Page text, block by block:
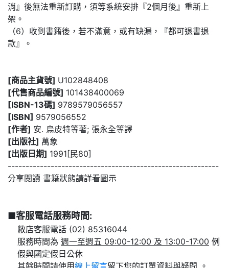
消』後無法重新訂購，須等系統安排『2個月後』重新上
架。
（6）收到書籍後，若不滿意，或有缺漏，『都可退書退
款』。
[商品主貨號] U102848408
[代售商品編號] 101438400069
[ISBN-13碼] 9789579056557
[ISBN] 9579056552
[作者] 安. 烏皮特等著; 張永全等譯
[出版社] 萬象
[出版日期] 1991[民80]
-----------------------------------------------------------
分享閱讀 書籍狀態請詳看圖示
■客服電話服務時間:
敝店客服電話 (02) 85316044
服務時間為 週一至週五 09:00-12:00 及 13:00-17:00 例
假與國定假日公休
其餘時間請使用線上留言 留下您的訂單資料與疑問 。